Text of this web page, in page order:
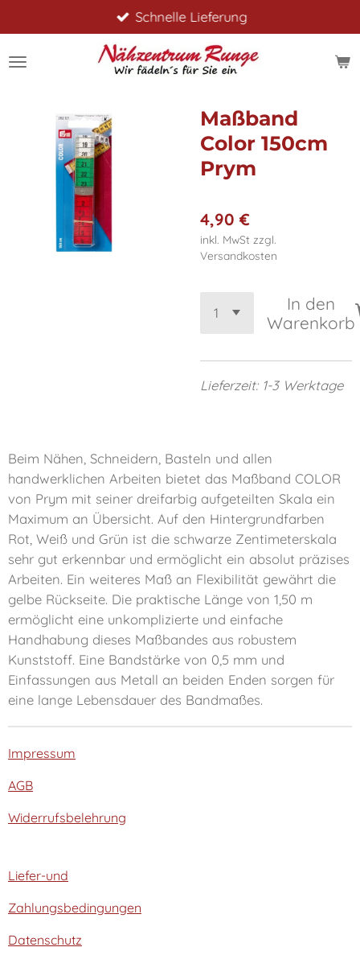
Hauptinhalt
springen
Schnelle Lieferung
Maßband
Color 150cm
Prym
4,90 €
inkl. MwSt zzgl.
Versandkosten
In den
Warenkorb
Lieferzeit: 1-3 Werktage
Beim Nähen, Schneidern, Basteln und allen
handwerklichen Arbeiten bietet das Maßband COLOR
von Prym mit seiner dreifarbig aufgeteilten Skala ein
Maximum an Übersicht. Auf den Hintergrundfarben
Rot, Weiß und Grün ist die schwarze Zentimeterskala
sehr gut erkennbar und ermöglicht ein absolut präzises
Arbeiten. Ein weiteres Maß an Flexibilität gewährt die
gelbe Rückseite. Die praktische Länge von 1,50 m
ermöglicht eine unkomplizierte und einfache
Handhabung dieses Maßbandes aus robustem
Kunststoff. Eine Bandstärke von 0,5 mm und
Einfassungen aus Metall an beiden Enden sorgen für
eine lange Lebensdauer des Bandmaßes.
Impressum
AGB
Widerrufsbelehrung
Liefer-und
Zahlungsbedingungen
Datenschutz